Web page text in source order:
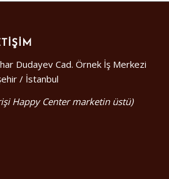
Dudayev Cad. Örnek İş Merkezi
/ İstanbul
Happy Center marketin üstü)